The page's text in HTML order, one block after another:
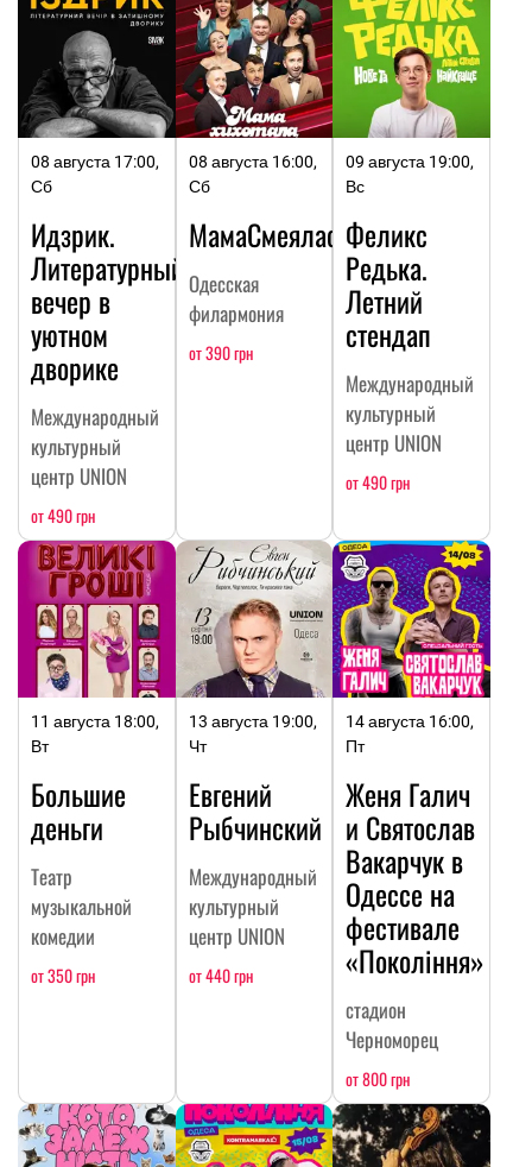
08 августа 17:00,
Сб
Идзрик.
Литературный
вечер в
уютном
дворике
Международный
культурный
центр UNION
от 490 грн
08 августа 16:00,
Сб
МамаСмеялась
Одесская
филармония
от 390 грн
09 августа 19:00,
Вс
Феликс
Редька.
Летний
стендап
Международный
культурный
центр UNION
от 490 грн
11 августа 18:00,
Вт
Большие
деньги
Театр
музыкальной
комедии
от 350 грн
13 августа 19:00,
Чт
Евгений
Рыбчинский
Международный
культурный
центр UNION
от 440 грн
14 августа 16:00,
Пт
Женя Галич
и Святослав
Вакарчук в
Одессе на
фестивале
«Покоління»
стадион
Черноморец
от 800 грн